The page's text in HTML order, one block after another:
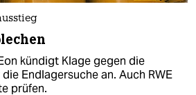
kündigt Klage gegen die
Endlagersuche an. Auch RWE
prüfen.